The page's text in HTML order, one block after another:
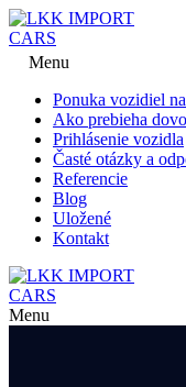
Menu
Ponuka vozidiel
Ako prebieha
Prihlásenie vozidla
Časté otázky a
Referencie
Blog
Uložené
Kontakt
Menu